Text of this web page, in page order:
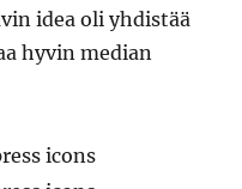
idea oli yhdistää
hyvin median